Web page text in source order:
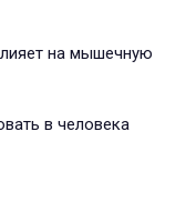
на мышечную
в человека